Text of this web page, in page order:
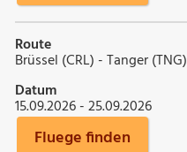
Route
Brüssel (CRL) - Tanger (TNG)
Datum
15.09.2026 - 25.09.2026
Fluege finden